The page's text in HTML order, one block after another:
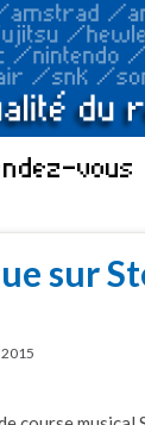
vous
sur